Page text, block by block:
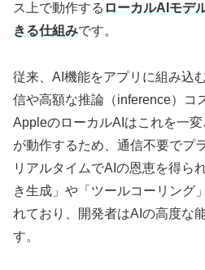
ス上で動作する ローカルAIモデ
きる仕組みです。
従来、AI機能をアプリに組み込
信や高額な推論（inference）コ
AppleのローカルAIはこれを一
が動作するため、通信不要でプ
リアルタイムでAIの恩恵を得ら
き生成」や「ツールコーリング
れており、開発者はAIの高度な
す。